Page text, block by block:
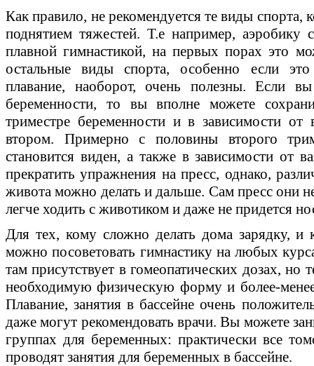
Как правило, не рекомендуется те виды
поднятием тяжестей. Т.е например, аэробику
плавной гимнастикой, на первых порах это
остальные виды спорта, особенно если это
плавание, наоборот, очень полезны. Если
беременности, то вы вполне можете
триместре беременности и в зависимости от
втором. Примерно с половины второго
становится виден, а также в зависимости от
прекратить упражнения на пресс, однако,
живота можно делать и дальше. Сам пресс они
легче ходить с животиком и даже не придется
Для тех, кому сложно делать дома зарядку, и
можно посоветовать гимнастику на любых
там присутствует в гомеопатических дозах, но
необходимую физическую форму и более-
Плавание, занятия в бассейне очень
даже могут рекомендовать врачи. Вы можете
группах для беременных: практически все
проводят занятия для беременных в бассейне.